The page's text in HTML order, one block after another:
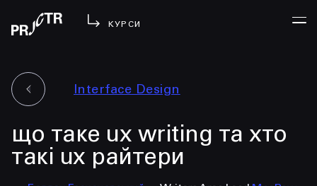
КУРСИ
МЕНЮ
у проджі
бібліотека
УВІЙТИ
Interface Design
що таке ux writing та хто
такі ux райтери